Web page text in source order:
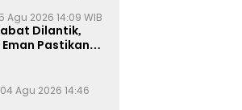
Agu 2026 14:09 WIB
Dilantik,
Pastikan
Merit
Agu 2026 14:46